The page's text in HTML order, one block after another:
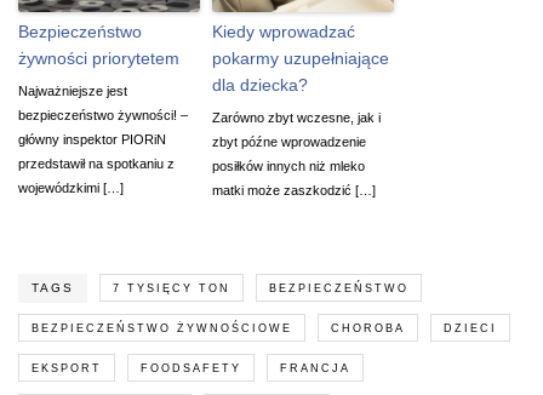
Bezpieczeństwo
żywności priorytetem
Najważniejsze jest
bezpieczeństwo żywności! –
główny inspektor PIORiN
przedstawił na spotkaniu z
wojewódzkimi […]
Kiedy wprowadzać
pokarmy uzupełniające
dla dziecka?
Zarówno zbyt wczesne, jak i
zbyt późne wprowadzenie
posiłków innych niż mleko
matki może zaszkodzić […]
TAGS 7 TYSIĘCY TON BEZPIECZEŃSTWO
BEZPIECZEŃSTWO ŻYWNOŚCIOWE CHOROBA DZIECI
EKSPORT FOODSAFETY FRANCJA